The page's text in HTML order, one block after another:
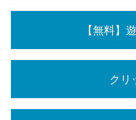
【無料】
クリ